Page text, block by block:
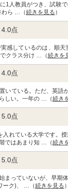
1人教員がつき、試験
わら …（続きを見る ）
4.0点
感しているのは、順
クラス分け …（続きを
4.0点
いている。ただ、英
しい。一年の …（続き
5.0点
れている大学です。
ではあまり知 …（続き
5.0点
まっていないが、早期
ーク)、 …（続きを見る ）